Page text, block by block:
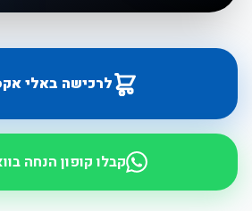
לרכישה באלי
קבלו קופון הנחה